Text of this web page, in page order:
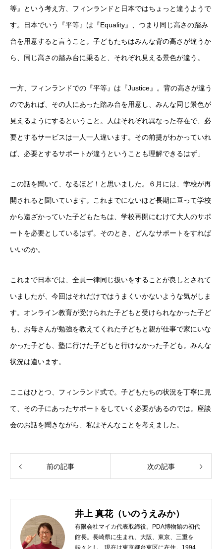
等』という考え方、フィンランドと日本ではちょっと違うようで
す。日本でいう『平等』は『Equality』、つまり同じ高さの踏み
台を用意すると言うこと。子どもたちはみんな背の高さが違うか
ら、同じ高さの踏み台に乗ると、それぞれ見える景色が違う。
一方、フィンランドでの『平等』は『Justice』。背の高さが違う
のであれば、その人にあった踏み台を用意し、みんな同じ景色が
見えるようにするということ。人はそれぞれ異なった存在で、必
要とするサービスは一人一人違います。その前提がわかっていれ
ば、必要とするサポートが違うということも理解できるはず」
この話を聞いて、なるほど！と思いました。６月には、学校が再
開されると聞いています。これまでにないほど長期に亘って学校
から遠ざかっていた子どもたちは、学校再開にむけて大人のサポ
ートを必要としているはず。そのとき、どんなサポートをすれば
いいのか。
これまで日本では、全員一律同じ扱いをすることが良しとされて
いましたが、今回はそれだけではうまくいかないような気がしま
す。オンライン教育が受けられた子どもと受けられなかった子ど
も、お母さんが勉強を教えてくれた子どもと親が仕事で家にいな
かった子ども、塾に行けた子どもと行けなかった子ども。みんな
状況は違います。
ここはひとつ、フィンランド式で。子どもたちの状況を丁寧に見
て、その子にあったサポートをしていく必要があるのでは。座談
会のお話を聞きながら、私はそんなことを考えました。
前の記事 次の記事
井上 真花（いのうえみか）
有限会社マイカ代表取締役。PDA博物館の初代
館長。長崎県に生まれ、大阪、東京、三重を
転々とし、現在は東京都台東区に在住。1994年